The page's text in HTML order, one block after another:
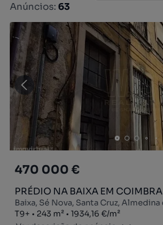
Anúncios: 63
470 000 €
PRÉDIO NA BAIXA EM COIMBRA
Tipologia
T9+
Zona 243 m²
Preço por metro quadrado
1934,16 €/m²